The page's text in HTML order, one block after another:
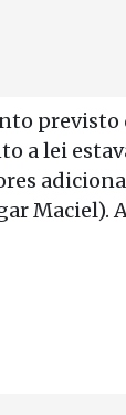
a lei
Maciel).